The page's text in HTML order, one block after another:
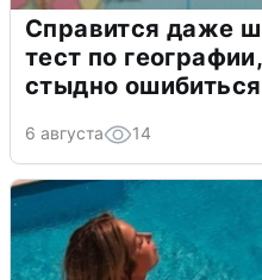
Справится даже
тест по
стыдно ошибиться
6 августа 14